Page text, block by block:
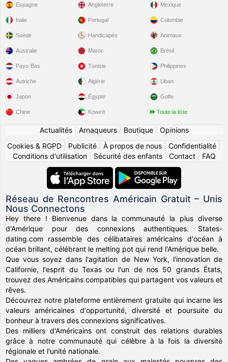
Espagne
Italie
Suède
Angleterre
Portugal
Handicapés
Mexique
Colombie
Animaux
Australie
Pays-Bas
Autriche
Japon
Chine
Maroc
Tunisie
Algérie
Égypte
Koweït
Brésil
Philippines
Liban
Golfe
Toute la liste
Actualités| Arnaqueurs| Boutique| Opinions
Cookies & RGPD
Publicité À propos de nous Confidentialité
Conditions d'utilisation| Sécurité des enfants| Contact| FAQ
Réseau de Rencontres Américain Gratuit – Unis
Nous Connectons
Hey there ! Bienvenue dans la communauté la plus diverse
d'Amérique pour des connexions authentiques. States-
dating.com rassemble des célibataires américains d'océan à
océan brillant, célébrant le melting pot qui rend l'Amérique belle.
Que vous soyez dans l'agitation de New York, l'innovation de
Californie, l'esprit du Texas ou l'un de nos 50 grands États,
trouvez des Américains compatibles qui partagent vos valeurs et
rêves.
Découvrez notre plateforme entièrement gratuite qui incarne les
valeurs américaines d'opportunité, diversité et poursuite du
bonheur à travers des connexions significatives.
Des milliers d'Américains ont construit des relations durables
grâce à notre communauté qui célèbre à la fois la diversité
régionale et l'unité nationale.